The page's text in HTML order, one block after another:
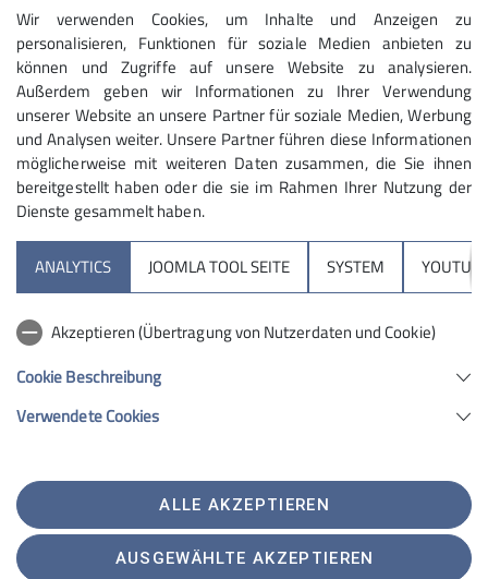
Die Fotogruppe der Sektion ist momentan
leider im Winterschlaf, wir würden uns
freuen, wenn wir wieder eine auf die
Beine stellen könnten!
Bei Interesse gerne an Hartmut Engel
oder die Vorstandschaft herantreten.
Vortrag
Partnersektionen
Services
82269 Geltendorf
Telefon +498193950321
Wir verwenden Cookies, um Inhalte und Anzeigen zu
personalisieren, Funktionen für soziale Medien anbieten zu
können und Zugriffe auf unsere Website zu analysieren.
Außerdem geben wir Informationen zu Ihrer Verwendung
unserer Website an unsere Partner für soziale Medien, Werbung
und Analysen weiter. Unsere Partner führen diese Informationen
möglicherweise mit weiteren Daten zusammen, die Sie ihnen
bereitgestellt haben oder die sie im Rahmen Ihrer Nutzung der
Dienste gesammelt haben.
ANALYTICS JOOMLA TOOL SEITE SYSTEM
Akzeptieren (Übertragung von Nutzerdaten und Cookie)
Cookie Beschreibung
Verwendete Cookies
ALLE AKZEPTIEREN
AUSGEWÄHLTE AKZEPTIEREN